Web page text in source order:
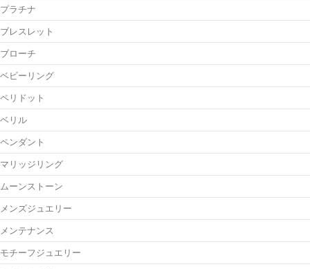
プラチナ
ブレスレット
ブローチ
ベビーリング
ペリドット
ベリル
ペンダント
マリッジリング
ムーンストーン
メンズジュエリー
メンテナンス
モチーフジュエリー